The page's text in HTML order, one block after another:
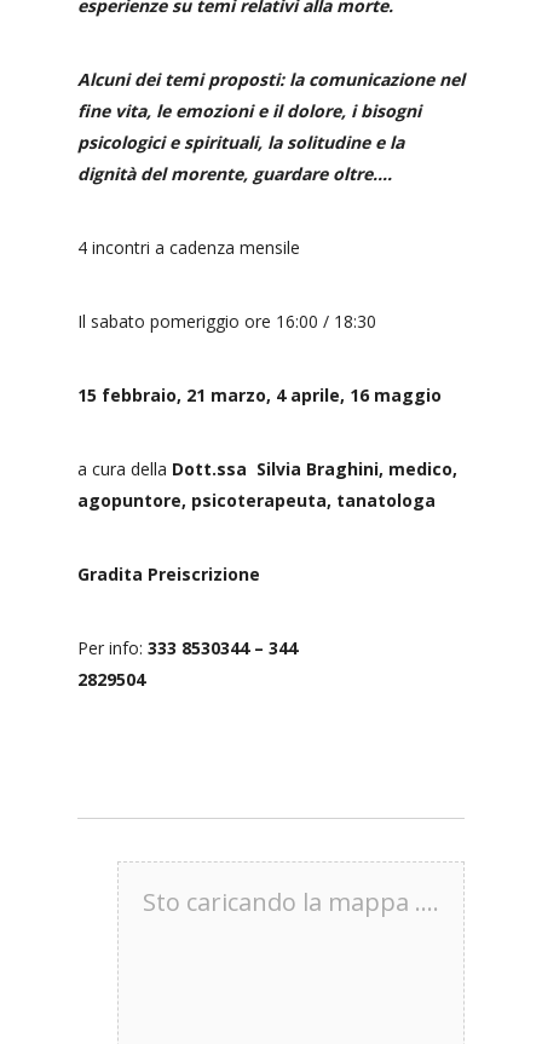
esperienze su temi relativi alla morte.
Alcuni dei temi proposti: la comunicazione nel
fine vita, le emozioni e il dolore, i bisogni
psicologici e spirituali, la solitudine e la
dignità del morente, guardare oltre….
4 incontri a cadenza mensile
Il sabato pomeriggio ore 16:00 / 18:30
15 febbraio, 21 marzo, 4 aprile, 16 maggio
a cura della Dott.ssa Silvia Braghini, medico,
agopuntore, psicoterapeuta, tanatologa
Gradita Preiscrizione
Per info: 333 8530344 – 344
2829504
Sto caricando la mappa ....